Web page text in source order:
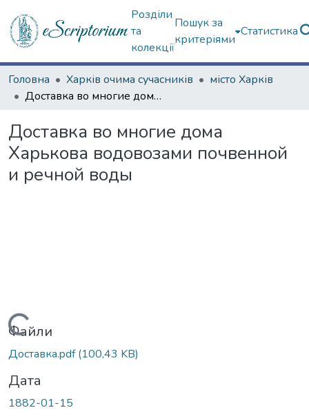
Розділи
та
колекції
Пошук за
критеріями
Статистика
Головна Харків очима сучасників
місто Харків
Доставка во многие дома Харькова водовозами почвенной и речной воды
Доставка во многие дома
Харькова водовозами почвенной
и речной воды
Вантажиться...
Файли
Доставка.pdf(100,43 KB)
Дата
1882-01-15